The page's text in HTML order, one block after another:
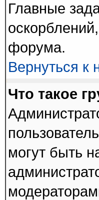
Главные
форума.
Вернуться к
Что такое
могут быть